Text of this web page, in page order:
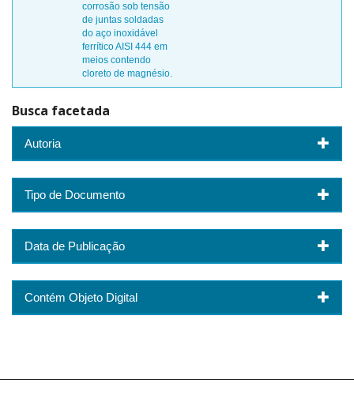
corrosão sob tensão
de juntas soldadas
do aço inoxidável
ferrítico AISI 444 em
meios contendo
cloreto de magnésio.
Busca facetada
Autoria
Tipo de Documento
Data de Publicação
Contém Objeto Digital